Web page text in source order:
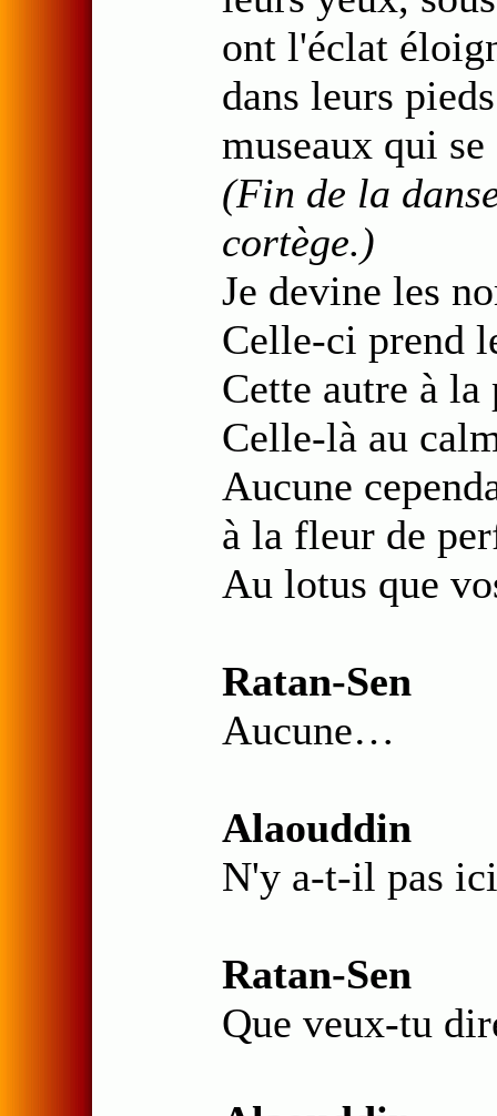
ont l'éclat
dans leurs
museaux qui
(Fin de la
cortège.)
Je devine les
Celle-ci prend
Cette autre à la
Celle-là au
Aucune
à la fleur de
Au lotus que
Ratan-Sen
Aucune…
Alaouddin
N'y a-t-il pas
Ratan-Sen
Que veux-tu